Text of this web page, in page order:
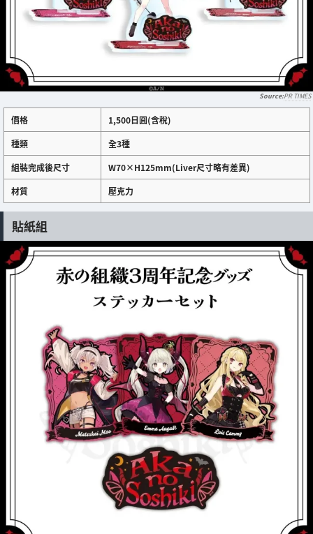
PR TIMES
價格
1,500日圓(含稅)
種類
全3種
組裝完成後尺寸
W70×H125mm(Liver尺寸略有差異)
材質
壓克力
貼紙組